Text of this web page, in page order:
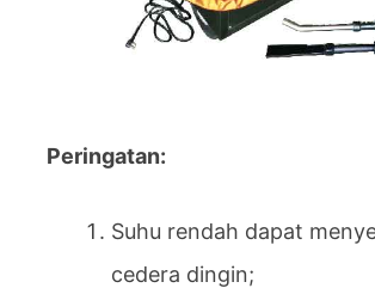
Peringatan:
Suhu rendah dapat
cedera dingin;